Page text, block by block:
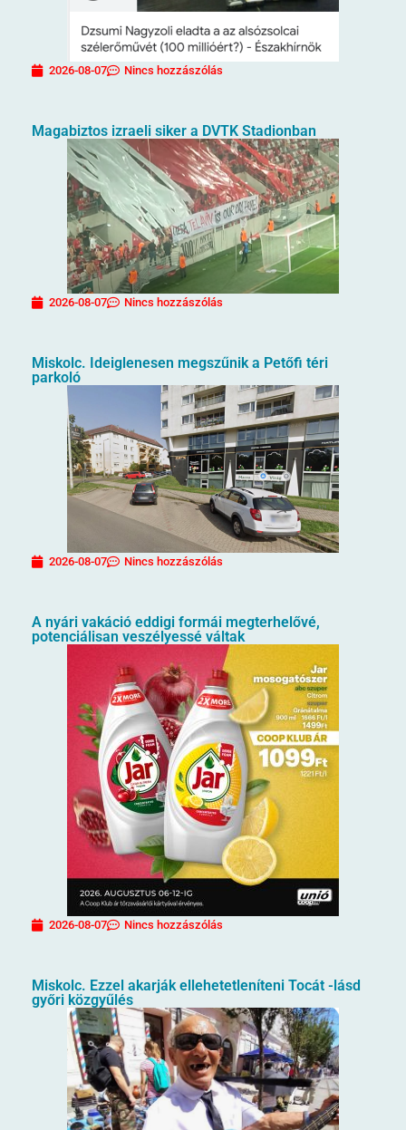
2026-08-07 Nincs hozzászólás
Magabiztos izraeli siker a DVTK Stadionban
2026-08-07 Nincs hozzászólás
Miskolc. Ideiglenesen megszűnik a Petőfi téri
parkoló
2026-08-07 Nincs hozzászólás
A nyári vakáció eddigi formái megterhelővé,
potenciálisan veszélyessé váltak
2026-08-07 Nincs hozzászólás
Miskolc. Ezzel akarják ellehetetleníteni Tocát -lásd
győri közgyűlés